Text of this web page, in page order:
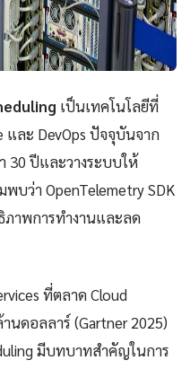
เป็นเทคโนโลยีที่
ละ DevOps ปัจจุบันจาก
30 ปีและวางระบบให้
บว่า OpenTelemetry SDK
ภาพการทำงานและลด
ที่ตลาด Cloud
นดอลลาร์ (Gartner 2025)
มีบทบาทสำคัญในการ